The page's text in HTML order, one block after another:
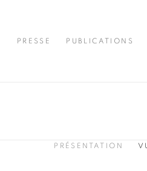
PRESSE PUBLICATIONS
PRÉSENTATION